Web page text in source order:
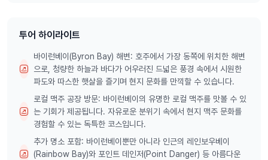
투어 하이라이트
바이런베이(Byron Bay) 해변: 호주에서 가장 동쪽에 위치한 해변
으로, 청량한 하늘과 바다가 어우러진 드넓은 풍경 속에서 시원한
파도와 따스한 햇살을 즐기며 현지 문화를 만끽할 수 있습니다.
로컬 맥주 공장 방문: 바이런베이의 유명한 로컬 맥주를 맛볼 수 있
는 기회가 제공됩니다. 자유로운 분위기 속에서 현지 맥주 문화를
경험할 수 있는 독특한 코스입니다.
추가 명소 포함: 바이런베이뿐만 아니라 인근의 레인보우베이
(Rainbow Bay)와 포인트 데인저(Point Danger) 등 아름다운